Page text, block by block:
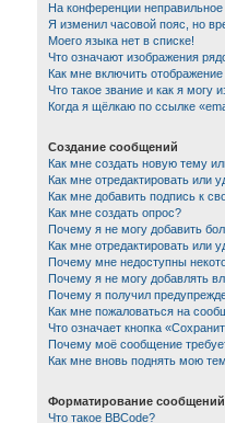
На конференции
Я изменил часовой пояс, но
Моего языка нет в списке!
Что означают изображения
Как мне включить
Что такое звание и как я могу
Когда я щёлкаю по ссылке
Создание сообщений
Как мне создать новую тему
Как мне отредактировать или
Как мне добавить подпись к
Как мне создать опрос?
Почему я не могу добавить
Как мне отредактировать или
Почему мне недоступны
Почему я не могу добавлять
Почему я получил
Как мне пожаловаться на
Что означает кнопка
Почему моё сообщение
Как мне вновь поднять мою
Форматирование
Что такое BBCode?